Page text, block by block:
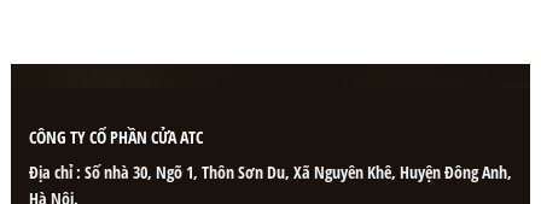
CÔNG TY CỔ PHẦN CỬA ATC
Địa chỉ : Số nhà 30, Ngõ 1, Thôn Sơn Du, Xã Nguyên Khê, Huyện Đông Anh,
Hà Nội.